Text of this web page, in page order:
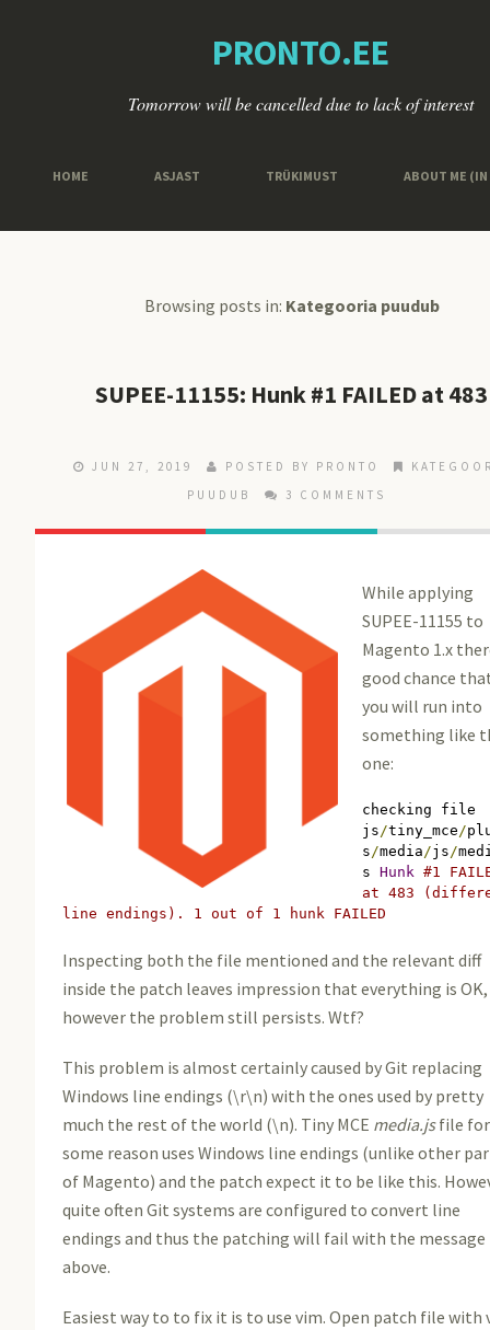
PRONTO.EE
Tomorrow will be cancelled due to lack of interest
HOME ASJAST TRÜKIMUST ABOUT ME
Browsing posts in: Kategooria puudub
SUPEE-11155: Hunk #1 FAILED at 483
JUN 27, 2019 POSTED BY PRONTO
PUUDUB
3 COMMENTS
While applying
SUPEE-11155 to
Magento 1.x
good chance
you will run into
something like
one:
checking file
js/tiny_mce/
s/media/js/
s Hunk #1
at 483
line endings).
1 out of 1 hunk FAILED
Inspecting both the file mentioned and the relevant diff
inside the patch leaves impression that everything is OK,
however the problem still persists. Wtf?
This problem is almost certainly caused by Git replacing
Windows line endings (\r\n) with the ones used by pretty
much the rest of the world (\n). Tiny MCE media.jsfile for
some reason uses Windows line endings (unlike other
of Magento) and the patch expect it to be like this.
quite often Git systems are configured to convert line
endings and thus the patching will fail with the message
above.
Easiest way to to fix it is to use vim. Open patch file with